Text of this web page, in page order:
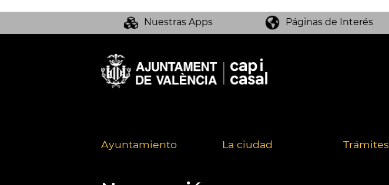
Nuestras Apps Páginas de Interés
Ayuntamiento La ciudad Trámites